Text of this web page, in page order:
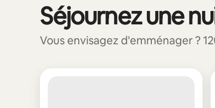
Séjournez une
Vous envisagez d'emménager ?
0 sur 0 élément visible